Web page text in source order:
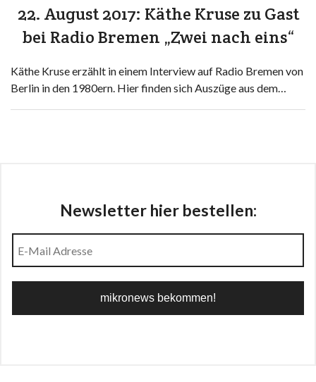
22. August 2017: Käthe Kruse zu Gast
bei Radio Bremen „Zwei nach eins“
Käthe Kruse erzählt in einem Interview auf Radio Bremen von
Berlin in den 1980ern. Hier finden sich Auszüge aus dem…
Newsletter hier bestellen: